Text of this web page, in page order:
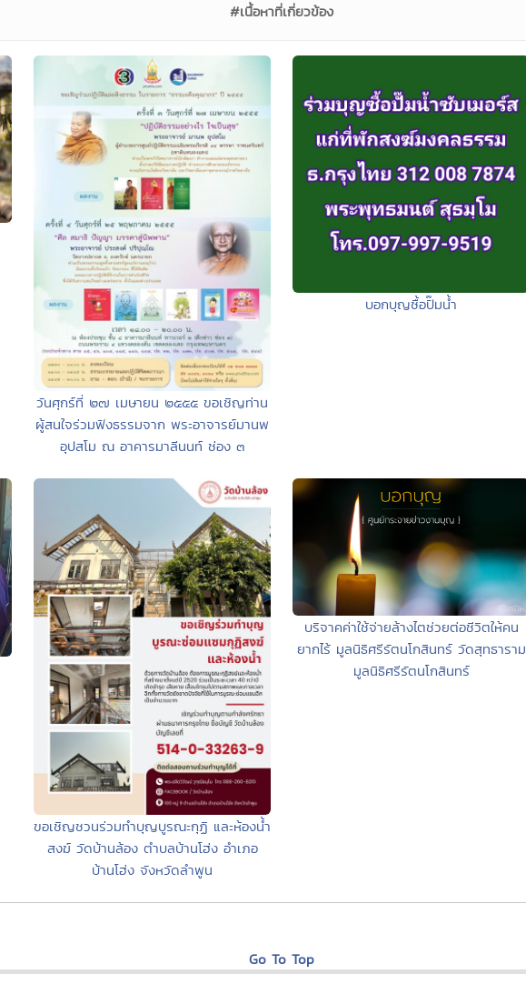
#เนื้อหาที่เกี่ยวข้อง
วันศุกร์ที่ ๒๗ เมษายน ๒๕๕๕ ขอเชิญท่าน
ผู้สนใจร่วมฟังธรรมจาก พระอาจารย์มานพ
อุปสโม ณ อาคารมาลีนนท์ ช่อง ๓
บอกบุญซื้อปั๊มน้ำ
ขอเชิญชวนร่วมทำบุญบูรณะกุฏิ และห้องน้ำ
สงฆ์ วัดบ้านล้อง ตำบลบ้านโฮ่ง อำเภอ
บ้านโฮ่ง จังหวัดลำพูน
บริจาคค่าใช้จ่ายล้างไตช่วยต่อชีวิตให้คน
ยากไร้ มูลนิธิศรีรัตนโกสินทร์ วัดสุทธาราม
มูลนิธิศรีรัตนโกสินทร์
Go To Top